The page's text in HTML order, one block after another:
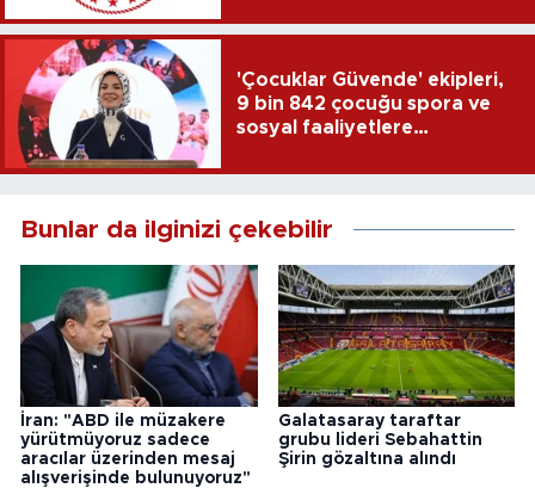
'Çocuklar Güvende' ekipleri,
9 bin 842 çocuğu spora ve
sosyal faaliyetlere
Bunlar da ilginizi çekebilir
İran: "ABD ile müzakere
yürütmüyoruz sadece
aracılar üzerinden mesaj
alışverişinde bulunuyoruz"
Galatasaray taraftar
grubu lideri Sebahattin
Şirin gözaltına alındı